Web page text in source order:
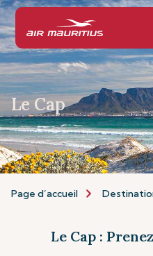
Le Cap
Page d’accueil
Le Cap :